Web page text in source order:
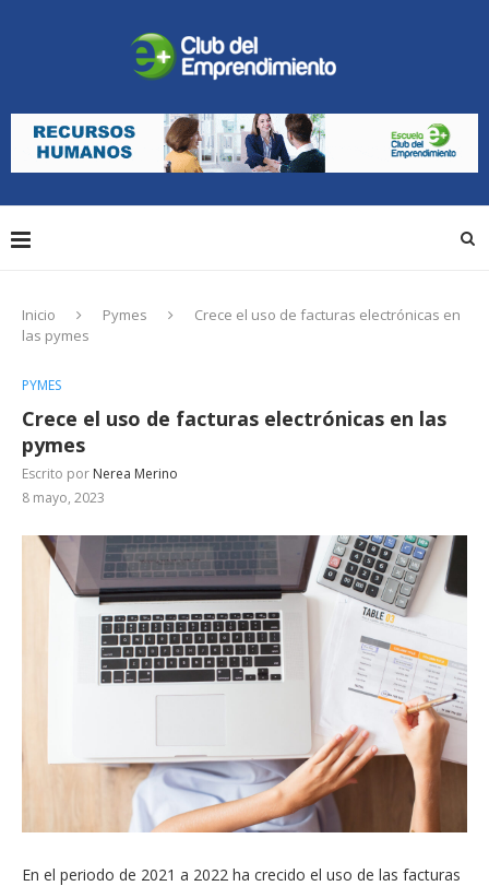
Inicio Pymes
Crece el uso de facturas electrónicas en
las pymes
PYMES
Crece el uso de facturas electrónicas en las
pymes
Escrito por Nerea Merino
8 mayo, 2023
En el periodo de 2021 a 2022 ha crecido el uso de las facturas